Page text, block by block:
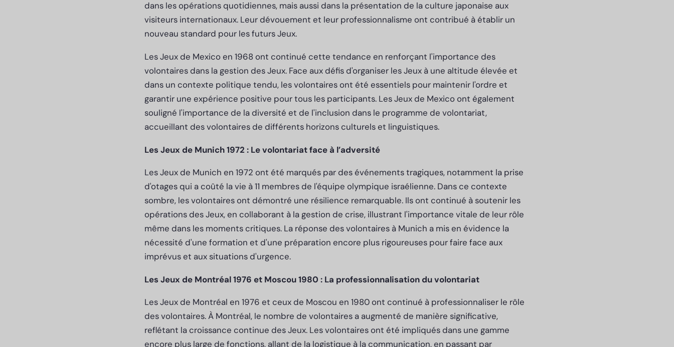
dans les opérations quotidiennes, mais aussi dans la présentation de la culture japonaise aux
visiteurs internationaux. Leur dévouement et leur professionnalisme ont contribué à établir un
nouveau standard pour les futurs Jeux.
Les Jeux de Mexico en 1968 ont continué cette tendance en renforçant l'importance des
volontaires dans la gestion des Jeux. Face aux défis d'organiser les Jeux à une altitude élevée et
dans un contexte politique tendu, les volontaires ont été essentiels pour maintenir l'ordre et
garantir une expérience positive pour tous les participants. Les Jeux de Mexico ont également
souligné l'importance de la diversité et de l'inclusion dans le programme de volontariat,
accueillant des volontaires de différents horizons culturels et linguistiques.
Les Jeux de Munich 1972 : Le volontariat face à l’adversité
Les Jeux de Munich en 1972 ont été marqués par des événements tragiques, notamment la prise
d'otages qui a coûté la vie à 11 membres de l'équipe olympique israélienne. Dans ce contexte
sombre, les volontaires ont démontré une résilience remarquable. Ils ont continué à soutenir les
opérations des Jeux, en collaborant à la gestion de crise, illustrant l'importance vitale de leur rôle
même dans les moments critiques. La réponse des volontaires à Munich a mis en évidence la
nécessité d'une formation et d'une préparation encore plus rigoureuses pour faire face aux
imprévus et aux situations d'urgence.
Les Jeux de Montréal 1976 et Moscou 1980 : La professionnalisation du volontariat
Les Jeux de Montréal en 1976 et ceux de Moscou en 1980 ont continué à professionnaliser le rôle
des volontaires. À Montréal, le nombre de volontaires a augmenté de manière significative,
reflétant la croissance continue des Jeux. Les volontaires ont été impliqués dans une gamme
encore plus large de fonctions, allant de la logistique à la communication, en passant par